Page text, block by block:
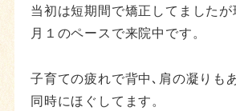
当初は短期間で矯正してましたが
月１のペースで来院中です。
子育ての疲れで背中､肩の凝りも
同時にほぐしてます。